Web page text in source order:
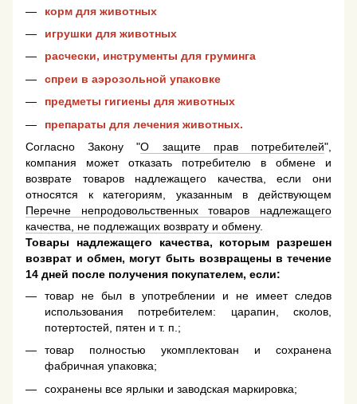
корм для животных
игрушки для животных
расчески, инструменты для груминга
спреи в аэрозольной упаковке
предметы гигиены для животных
препараты для лечения животных.
Согласно Закону "О защите прав потребителей",
компания может отказать потребителю в обмене и
возврате товаров надлежащего качества, если они
относятся к категориям, указанным в действующем
Перечне непродовольственных товаров надлежащего
качества, не подлежащих возврату и обмену.
Товары надлежащего качества, которым разрешен
возврат и обмен, могут быть возвращены в течение
14 дней после получения покупателем, если:
товар не был в употреблении и не имеет следов
использования потребителем: царапин, сколов,
потертостей, пятен и т. п.;
товар полностью укомплектован и сохранена
фабричная упаковка;
сохранены все ярлыки и заводская маркировка;